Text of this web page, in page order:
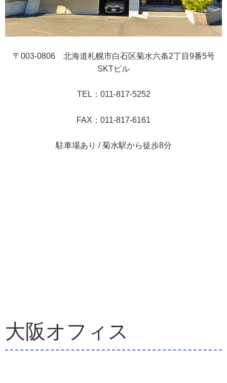
〒003-0806 北海道札幌市白石区菊水六条2丁目9番5号
SKTビル
TEL：011-817-5252
FAX：011-817-6161
駐車場あり / 菊水駅から徒歩8分
大阪オフィス